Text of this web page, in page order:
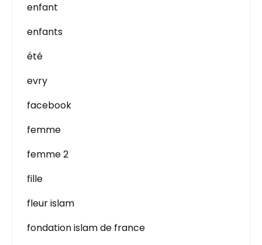
enfant
enfants
été
evry
facebook
femme
femme 2
fille
fleur islam
fondation islam de france